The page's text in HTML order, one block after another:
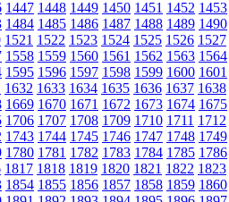
1447 1448 1449 1450 1451 1452 1453
1484 1485 1486 1487 1488 1489 1490
1521 1522 1523 1524 1525 1526 1527
1558 1559 1560 1561 1562 1563 1564
1595 1596 1597 1598 1599 1600 1601
1632 1633 1634 1635 1636 1637 1638
1669 1670 1671 1672 1673 1674 1675
1706 1707 1708 1709 1710 1711 1712
1743 1744 1745 1746 1747 1748 1749
1780 1781 1782 1783 1784 1785 1786
1817 1818 1819 1820 1821 1822 1823
1854 1855 1856 1857 1858 1859 1860